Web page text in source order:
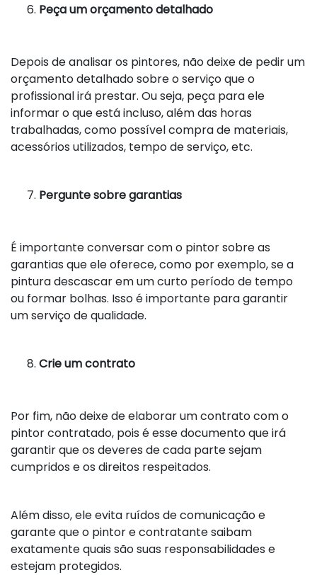
Peça um orçamento detalhado
Depois de analisar os pintores, não deixe de pedir um
orçamento detalhado sobre o serviço que o
profissional irá prestar. Ou seja, peça para ele
informar o que está incluso, além das horas
trabalhadas, como possível compra de materiais,
acessórios utilizados, tempo de serviço, etc.
Pergunte sobre garantias
É importante conversar com o pintor sobre as
garantias que ele oferece, como por exemplo, se a
pintura descascar em um curto período de tempo
ou formar bolhas. Isso é importante para garantir
um serviço de qualidade.
Crie um contrato
Por fim, não deixe de elaborar um contrato com o
pintor contratado, pois é esse documento que irá
garantir que os deveres de cada parte sejam
cumpridos e os direitos respeitados.
Além disso, ele evita ruídos de comunicação e
garante que o pintor e contratante saibam
exatamente quais são suas responsabilidades e
estejam protegidos.